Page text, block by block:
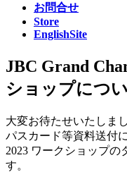
お問合せ
Store
EnglishSite
JBC Grand
ショップにつ
大変お待たせいたしま
パスカード等資料送付
2023 ワークショップの
す。